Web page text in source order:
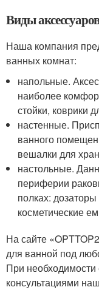
Виды
Наша компания
ванных комнат:
напольные.
наиболее
стойки, коврики
настенные.
ванного
вешалки для
настольные.
периферии
полках:
косметические
На сайте
для ванной под
При необходимости
консультациями